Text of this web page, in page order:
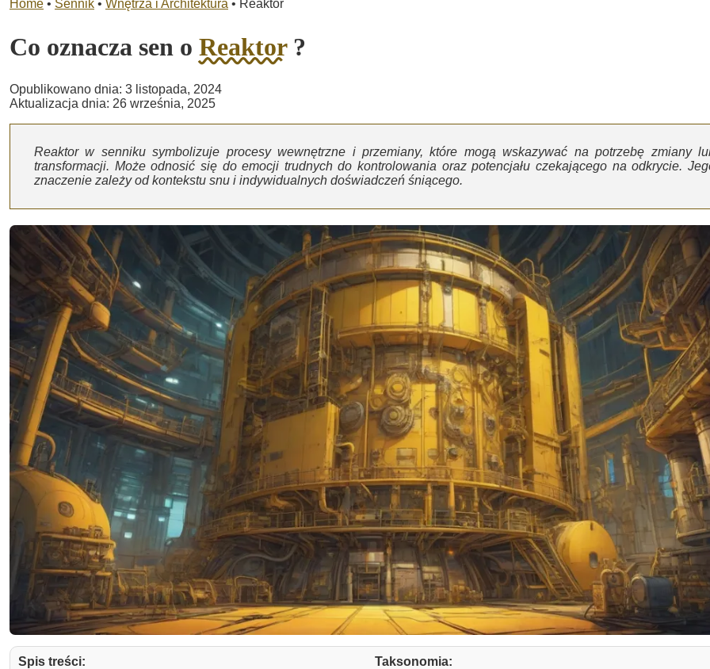
Home • Sennik • Wnętrza i Architektura • Reaktor
Co oznacza sen o Reaktor?
Opublikowano dnia: 3 listopada, 2024
Aktualizacja dnia: 26 września, 2025
Reaktor w senniku symbolizuje procesy wewnętrzne i przemiany, które mogą wskazywać na potrzebę zmiany
transformacji. Może odnosić się do emocji trudnych do kontrolowania oraz potencjału czekającego na odkrycie.
znaczenie zależy od kontekstu snu i indywidualnych doświadczeń śniącego.
Spis treści: Taksonomia: